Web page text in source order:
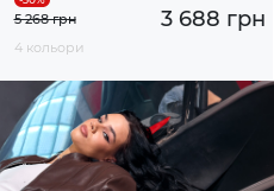
3 688 грн
5 268 грн
4 кольори